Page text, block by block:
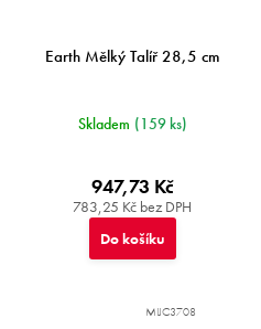
Earth Mělký Talíř 28,5 cm
Skladem (159 ks)
783,25 Kč bez DPH
947,73 Kč
Do košíku
MIJC3708